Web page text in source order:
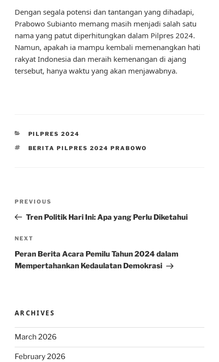
Dengan segala potensi dan tantangan yang dihadapi,
Prabowo Subianto memang masih menjadi salah satu
nama yang patut diperhitungkan dalam Pilpres 2024.
Namun, apakah ia mampu kembali memenangkan hati
rakyat Indonesia dan meraih kemenangan di ajang
tersebut, hanya waktu yang akan menjawabnya.
CATEGORIES
PILPRES 2024
TAGS
BERITA PILPRES 2024 PRABOWO
Previous
Post
PREVIOUS
Tren Politik Hari Ini: Apa yang Perlu Diketahui
Next
Post
NEXT
Peran Berita Acara Pemilu Tahun 2024 dalam
Mempertahankan Kedaulatan Demokrasi
ARCHIVES
March 2026
February 2026